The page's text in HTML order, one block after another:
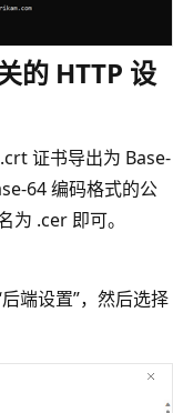
的 HTTP 设
证书导出为 Base-
64 编码格式的公
.cer 即可。
端设置”，然后选择